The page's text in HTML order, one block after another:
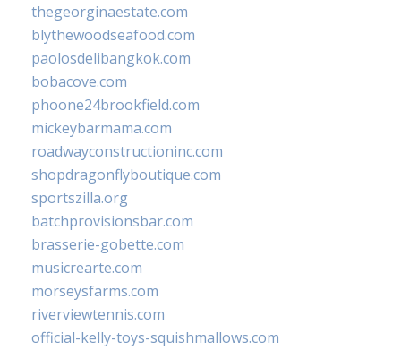
thegeorginaestate.com
blythewoodseafood.com
paolosdelibangkok.com
bobacove.com
phoone24brookfield.com
mickeybarmama.com
roadwayconstructioninc.com
shopdragonflyboutique.com
sportszilla.org
batchprovisionsbar.com
brasserie-gobette.com
musicrearte.com
morseysfarms.com
riverviewtennis.com
official-kelly-toys-squishmallows.com